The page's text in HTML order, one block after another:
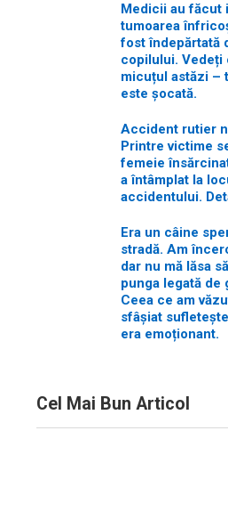
Medicii au făcut
tumoarea
fost îndepărtată
copilului. Vedeți
micuțul astăzi –
este șocată.
Accident rutier
Printre victime
femeie
a întâmplat la
accidentului.
Era un câine
stradă. Am
dar nu mă lăsa
punga legată de
Ceea ce am
sfâșiat
era emoționant.
Cel Mai Bun Articol